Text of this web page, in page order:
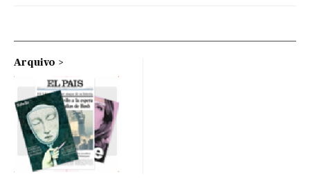
Arquivo